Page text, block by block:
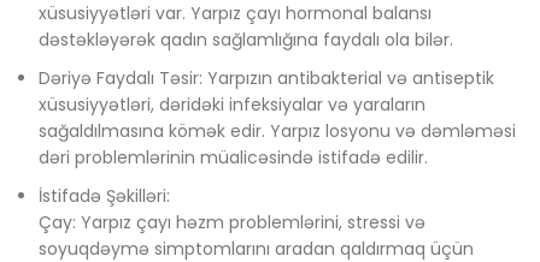
xüsusiyyətləri var. Yarpız çayı hormonal balansı
dəstəkləyərək qadın sağlamlığına faydalı ola bilər.
Dəriyə Faydalı Təsir: Yarpızın antibakterial və antiseptik
xüsusiyyətləri, dəridəki infeksiyalar və yaraların
sağaldılmasına kömək edir. Yarpız losyonu və dəmləməsi
dəri problemlərinin müalicəsində istifadə edilir.
İstifadə Şəkilləri:
Çay: Yarpız çayı həzm problemlərini, stressi və
soyuqdəymə simptomlarını aradan qaldırmaq üçün